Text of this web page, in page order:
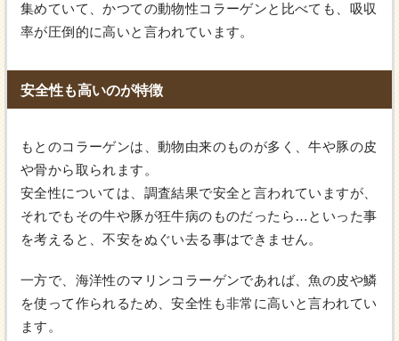
集めていて、かつての動物性コラーゲンと比べても、吸収
率が圧倒的に高いと言われています。
安全性も高いのが特徴
もとのコラーゲンは、動物由来のものが多く、牛や豚の皮
や骨から取られます。
安全性については、調査結果で安全と言われていますが、
それでもその牛や豚が狂牛病のものだったら…といった事
を考えると、不安をぬぐい去る事はできません。
一方で、海洋性のマリンコラーゲンであれば、魚の皮や鱗
を使って作られるため、安全性も非常に高いと言われてい
ます。